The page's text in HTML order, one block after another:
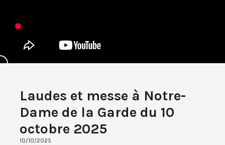
Laudes et messe à Notre-
Dame de la Garde du 10
octobre 2025
10/10/2025